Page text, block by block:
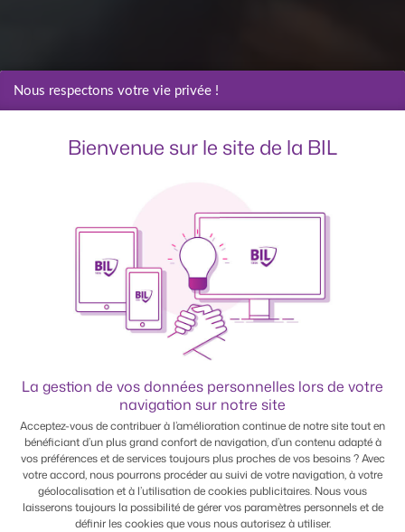
Nous respectons votre vie privée !
Bienvenue sur le site de la BIL
La gestion de vos données personnelles lors de votre
navigation sur notre site
Acceptez-vous de contribuer à l’amélioration continue de notre site tout en
bénéficiant d’un plus grand confort de navigation, d’un contenu adapté à
vos préférences et de services toujours plus proches de vos besoins ? Avec
votre accord, nous pourrons procéder au suivi de votre navigation, à votre
géolocalisation et à l’utilisation de cookies publicitaires. Nous vous
laisserons toujours la possibilité de gérer vos paramètres personnels et de
définir les cookies que vous nous autorisez à utiliser.